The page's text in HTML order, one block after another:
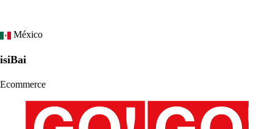
México
isiBai
Ecommerce